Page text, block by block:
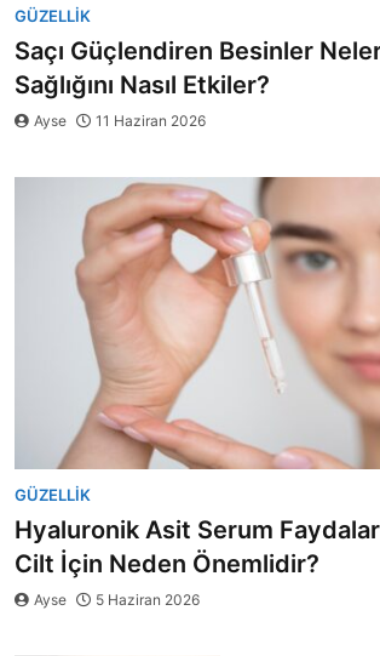
GÜZELLIK
Saçı Güçlendiren Besinler
Sağlığını Nasıl Etkiler?
Ayse 11 Haziran 2026
GÜZELLIK
Hyaluronik Asit Serum
Cilt İçin Neden Önemlidir?
Ayse 5 Haziran 2026